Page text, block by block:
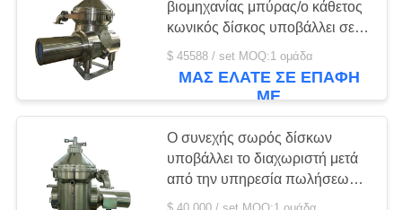
ΒΊΝΤΕΟ
ΣΧΕΤΙΚΆ
ΕΜΆΣ
Οριζόντια
φυγόκεντρος
64
βιομηχανίας μπύρας/ο κάθετος
κωνικός δίσκος υποβάλλει σε
φυγοκέντρωση
$ 45588 / set MOQ:1 ομάδα
ΜΑΣ ΕΛΆΤΕ ΣΕ ΕΠΑΦΉ
ΜΕ
Ο συνεχής σωρός δίσκων
υποβάλλει το διαχωριστή μετά
από την υπηρεσία πωλήσεων
σε φυγοκέντρωση παρεχόμενη